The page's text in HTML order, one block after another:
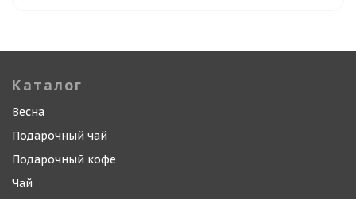
Каталог
Весна
Подарочный чай
Подарочный кофе
Чай